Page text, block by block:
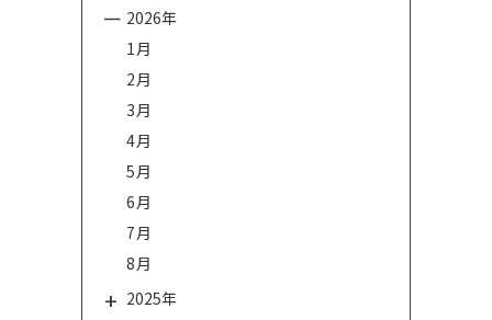
2026年
1月
2月
3月
4月
5月
6月
7月
8月
2025年